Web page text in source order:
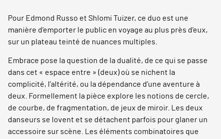
Pour Edmond Russo et Shlomi Tuizer, ce duo est une
manière d’emporter le public en voyage au plus près d’eux,
sur un plateau teinté de nuances multiples.
Embrace pose la question de la dualité, de ce qui se passe
dans cet « espace entre » (deux) où se nichent la
complicité, l’altérité, ou la dépendance d’une aventure à
deux. Formellement la pièce explore les notions de cercle,
de courbe, de fragmentation, de jeux de miroir. Les deux
danseurs se lovent et se détachent parfois pour glaner un
accessoire sur scène. Les éléments combinatoires que